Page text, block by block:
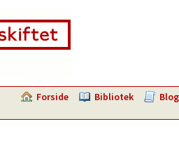
Forside Bibliotek Blog